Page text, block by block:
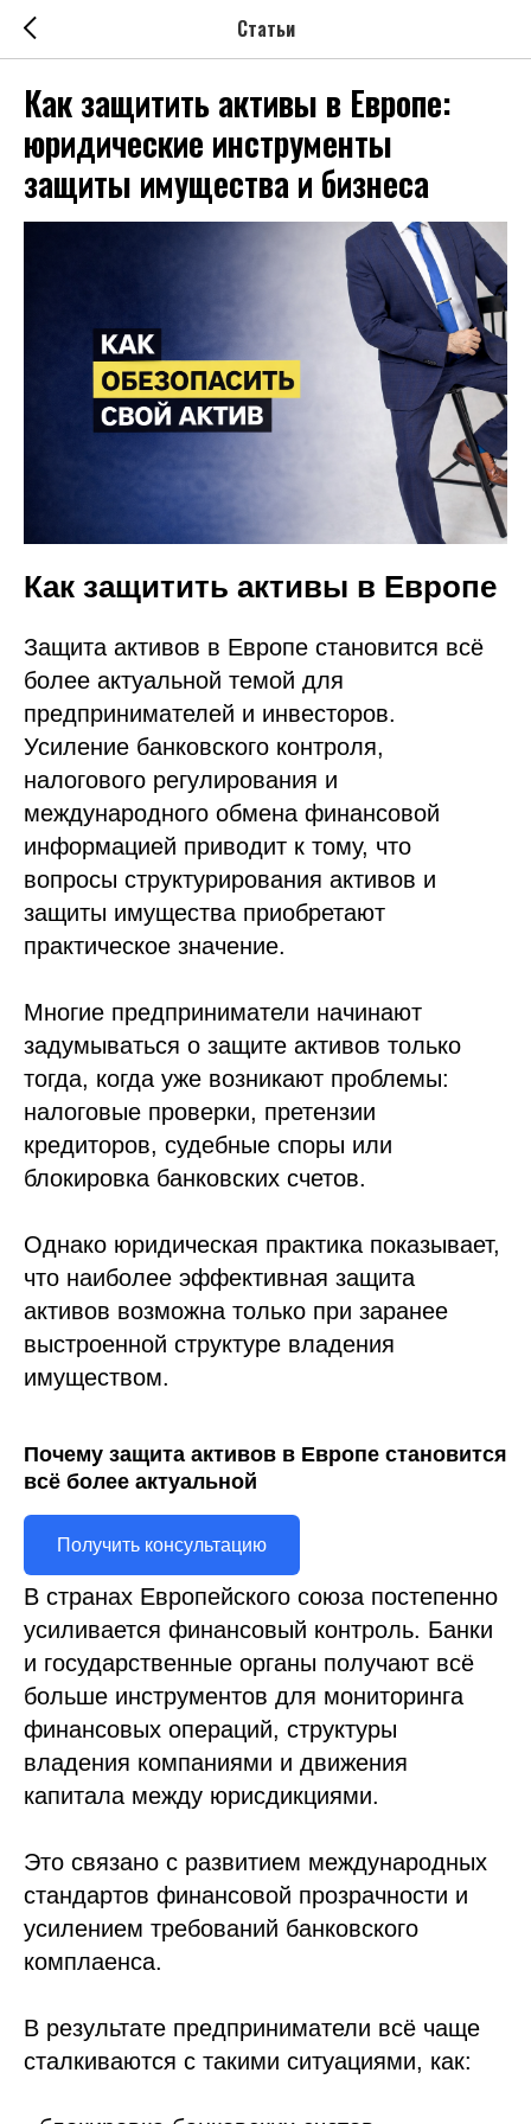
Статьи
Как защитить активы в Европе:
юридические инструменты
защиты имущества и бизнеса
Как защитить активы в Европе
Защита активов в Европе становится всё
более актуальной темой для
предпринимателей и инвесторов.
Усиление банковского контроля,
налогового регулирования и
международного обмена финансовой
информацией приводит к тому, что
вопросы структурирования активов и
защиты имущества приобретают
практическое значение.
Многие предприниматели начинают
задумываться о защите активов только
тогда, когда уже возникают проблемы:
налоговые проверки, претензии
кредиторов, судебные споры или
блокировка банковских счетов.
Однако юридическая практика показывает,
что наиболее эффективная защита
активов возможна только при заранее
выстроенной структуре владения
имуществом.
Почему защита активов в Европе становится
всё более актуальной
Получить консультацию
В странах Европейского союза постепенно
усиливается финансовый контроль. Банки
и государственные органы получают всё
больше инструментов для мониторинга
финансовых операций, структуры
владения компаниями и движения
капитала между юрисдикциями.
Это связано с развитием международных
стандартов финансовой прозрачности и
усилением требований банковского
комплаенса.
В результате предприниматели всё чаще
сталкиваются с такими ситуациями, как: